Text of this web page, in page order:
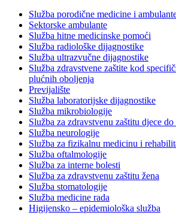
Služba porodične medicine i
Sektorske ambulante
Služba hitne medicinske pomoći
Služba radiološke dijagnostike
Služba ultrazvučne dijagnostike
Služba zdravstvene zaštite kod
plućnih oboljenja
Previjalište
Služba laboratorijske dijagnostike
Služba mikrobiologije
Služba za zdravstvenu zaštitu djece
Služba neurologije
Služba za fizikalnu medicinu i
Služba oftalmologije
Služba za interne bolesti
Služba za zdravstvenu zaštitu žena
Služba stomatologije
Služba medicine rada
Higijensko – epidemiološka služba